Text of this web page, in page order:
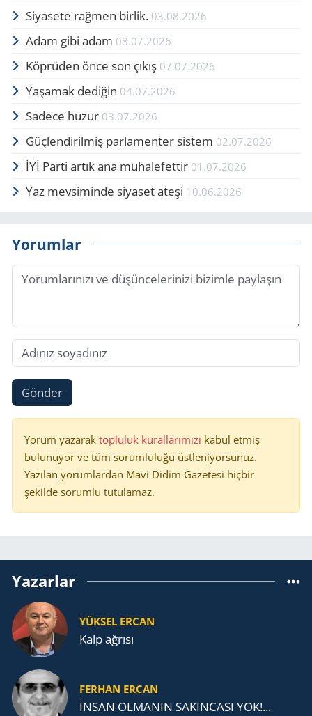
Siyasete rağmen birlik. 03.08.2026
Adam gibi adam 08.07.2026
Köprüden önce son çıkış 07.07.2026
Yaşamak dediğin 04.07.2026
Sadece huzur 03.07.2026
Güçlendirilmiş parlamenter sistem 02.07.2026
İYİ Parti artık ana muhalefettir 01.07.2026
Yaz mevsiminde siyaset ateşi 10.06.2026
Yorumlar
Gönder
Yorum yazarak topluluk kurallarımızı kabul etmiş
bulunuyor ve tüm sorumluluğu üstleniyorsunuz.
Yazılan yorumlardan Mavi Didim Gazetesi hiçbir
şekilde sorumlu tutulamaz.
Yazarlar
YÜKSEL ERCAN
Kalp ağrısı
FERHAN ERCAN
İNSAN OLMANIN SAKINCASI YOK!...